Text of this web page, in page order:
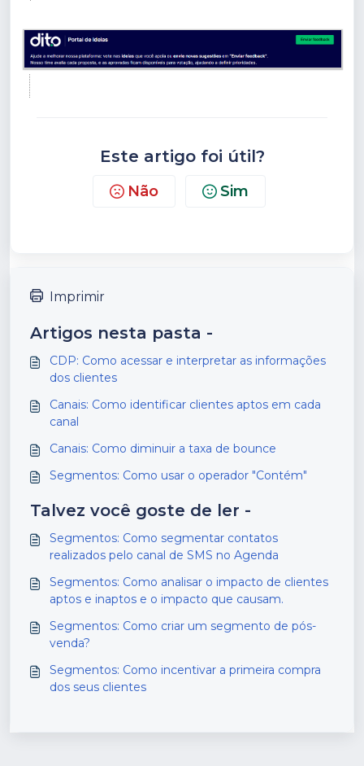
Este artigo foi útil?
Não Sim
Imprimir
Artigos nesta pasta -
CDP: Como acessar e interpretar as informações
dos clientes
Canais: Como identificar clientes aptos em cada
canal
Canais: Como diminuir a taxa de bounce
Segmentos: Como usar o operador "Contém"
Talvez você goste de ler -
Segmentos: Como segmentar contatos
realizados pelo canal de SMS no Agenda
Segmentos: Como analisar o impacto de clientes
aptos e inaptos e o impacto que causam.
Segmentos: Como criar um segmento de pós-
venda?
Segmentos: Como incentivar a primeira compra
dos seus clientes